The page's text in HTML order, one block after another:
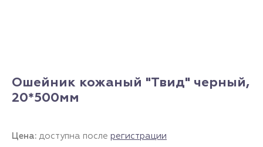
Ошейник кожаный "Твид" черный,
20*500мм
Цена: доступна после регистрации